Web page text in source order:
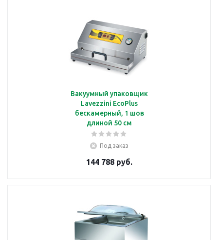
Вакуумный упаковщик
Lavezzini EcoPlus
бескамерный, 1 шов
длиной 50 см
Под заказ
144 788 руб.